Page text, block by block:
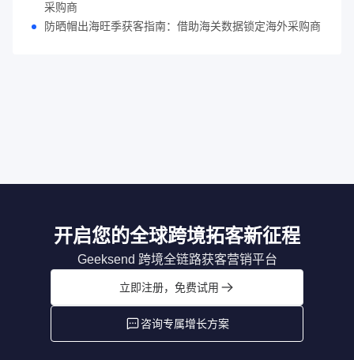
采购商
防晒帽出海旺季获客指南：借助海关数据锁定海外采购商
开启您的全球跨境拓客新征程
Geeksend 跨境全链路获客营销平台
立即注册，免费试用
咨询专属增长方案